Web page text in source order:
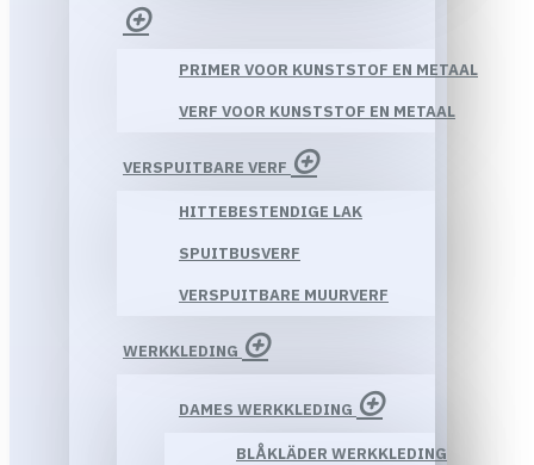
PRIMER VOOR KUNSTSTOF EN METAAL
VERF VOOR KUNSTSTOF EN METAAL
VERSPUITBARE VERF
HITTEBESTENDIGE LAK
SPUITBUSVERF
VERSPUITBARE MUURVERF
WERKKLEDING
DAMES WERKKLEDING
BLÅKLÄDER WERKKLEDING